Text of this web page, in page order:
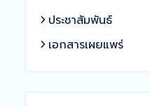
ประชาสัมพันธ์
เอกสารเผยแพร่